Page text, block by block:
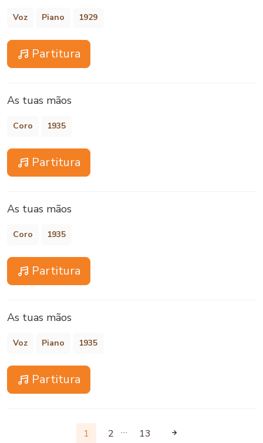
Voz Piano 1929
Partitura
As tuas mãos
Coro 1935
Partitura
As tuas mãos
Coro 1935
Partitura
As tuas mãos
Voz Piano 1935
Partitura
1 2 … 13